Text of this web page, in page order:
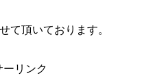
て頂いております。
ーリンク